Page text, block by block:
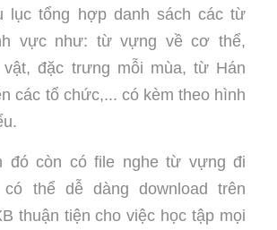
lục tổng hợp danh sách các từ
vực như: từ vựng về cơ thể,
đặc trưng mỗi mùa, từ Hán
các tổ chức,... có kèm theo hình
đó còn có file nghe từ vựng đi
thể dễ dàng download trên
thuận tiện cho việc học tập mọi